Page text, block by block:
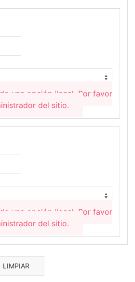
una opción ilegal. Por favor
del sitio.
una opción ilegal. Por favor
del sitio.